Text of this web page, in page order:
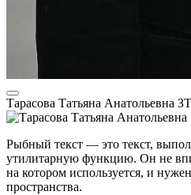
Тарасова Татьяна Анатольевна
Рыбный текст — это текст,
утилитарную функцию. Он не
на котором используется, и
пространства.